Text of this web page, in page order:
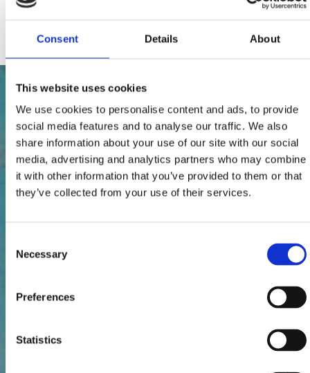
Consent Details About
This website uses cookies
We use cookies to personalise content and ads, to provide
social media features and to analyse our traffic. We also
share information about your use of our site with our social
media, advertising and analytics partners who may combine
it with other information that you’ve provided to them or that
they’ve collected from your use of their services.
Selection
Necessary
Preferences
Statistics
Pomocné postele (počet):